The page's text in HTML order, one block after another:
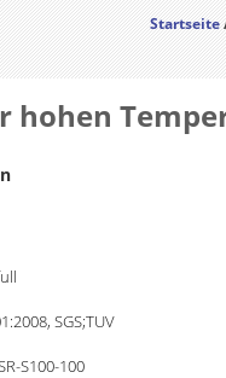
Startseite
hohen
SGS;TUV
S100-100